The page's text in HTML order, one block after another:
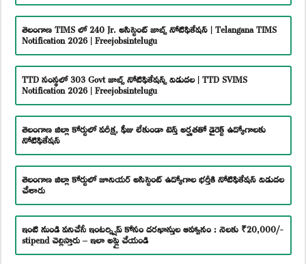
తెలంగాణ TIMS లో 240 Jr. అసిస్టెంట్ జాబ్స్ నోటిఫికేషన్ | Telangana TIMS
Notification 2026 | Freejobsintelugu
TTD సంస్థలో 303 Govt జాబ్స్ నోటిఫికేషన్స్ విడుదల | TTD SVIMS
Notification 2026 | Freejobsintelugu
తెలంగాణ జిల్లా కోర్టులో పరీక్ష, ఫీజు లేకుండా టెన్త్ అర్హతతో డైరెక్ట్ ఉద్యోగాలకు
నోటిఫికేషన్
తెలంగాణ జిల్లా కోర్టులో జూనియర్ అసిస్టెంట్ ఉద్యోగాల భర్తీకి నోటిఫికేషన్ విడుదల
చేశారు
ఇంటి నుండి పనిచేసే ఇంటర్న్షిప్ కోసం దరఖాస్తుల ఆహ్వానం : నెలకు ₹20,000/-
stipend చెల్లిస్తారు – ఇలా అప్లై చేయండి